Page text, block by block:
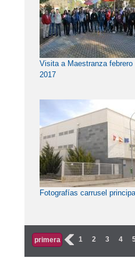
Visita a Maestranza febrero
2017
Fotografías carrusel
primera ‹ 1 2 3 4